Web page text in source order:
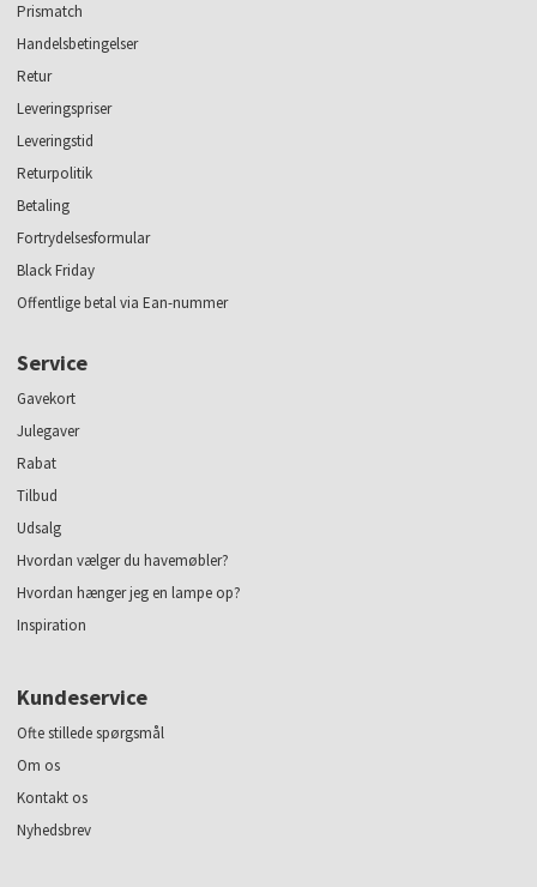
Prismatch
Handelsbetingelser
Retur
Leveringspriser
Leveringstid
Returpolitik
Betaling
Fortrydelsesformular
Black Friday
Offentlige betal via Ean-nummer
Service
Gavekort
Julegaver
Rabat
Tilbud
Udsalg
Hvordan vælger du havemøbler?
Hvordan hænger jeg en lampe op?
Inspiration
Kundeservice
Ofte stillede spørgsmål
Om os
Kontakt os
Nyhedsbrev